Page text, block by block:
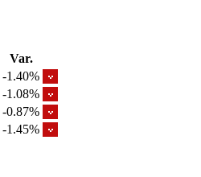
Var.
-1.40%
-1.08%
-0.87%
-1.45%